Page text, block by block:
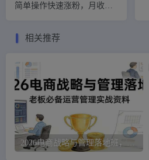
简单操作快速涨粉，月收入
相关推荐